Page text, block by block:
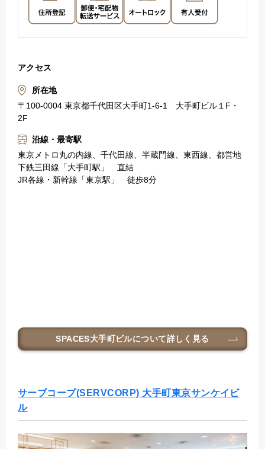
アクセス
所在地
〒100-0004 東京都千代田区大手町1-6-1 大手町ビル１F・
2F
沿線・最寄駅
東京メトロ丸の内線、千代田線、半蔵門線、東西線、都営地
下鉄三田線「大手町駅」 直結
JR各線・新幹線「東京駅」 徒歩8分
SPACES大手町ビルについて詳しく見る
サーブコープ(SERVCORP) 大手町東京サンケイビ
ル